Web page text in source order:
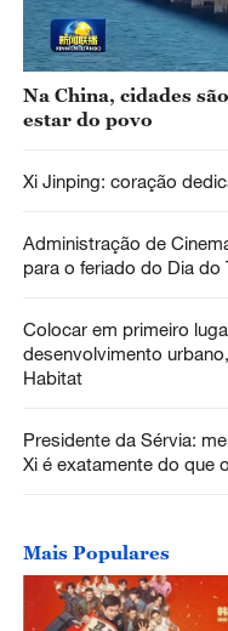
Na China, cidades
estar do povo
Xi Jinping: coração
Administração de
para o feriado do Dia do
Colocar em primeiro
desenvolvimento
Habitat
Presidente da Sérvia:
Xi é exatamente do que
Mais Populares